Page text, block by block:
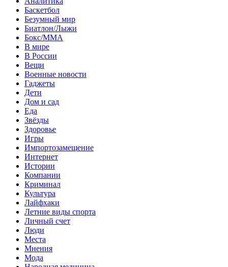
Баскетбол
Безумный мир
Биатлон/Лыжи
Бокс/MMA
В мире
В России
Вещи
Военные новости
Гаджеты
Дети
Дом и сад
Еда
Звёзды
Здоровье
Игры
Импортозамещение
Интернет
Истории
Компании
Криминал
Культура
Лайфхаки
Летние виды спорта
Личный счет
Люди
Места
Мнения
Мода